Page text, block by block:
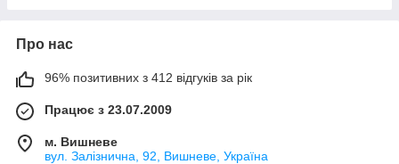
Про нас
96% позитивних з 412 відгуків за рік
Працює з 23.07.2009
м. Вишневе
вул. Залізнична, 92, Вишневе, Україна